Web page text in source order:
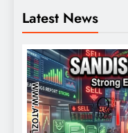
Latest News